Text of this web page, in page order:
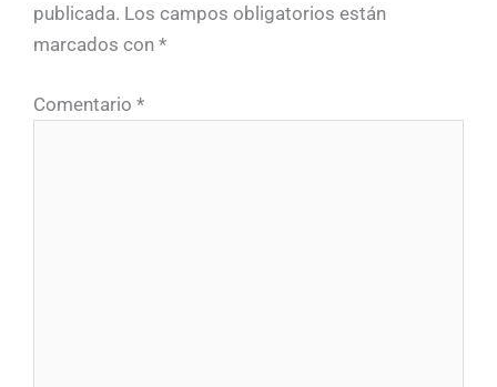
publicada. Los campos obligatorios están
marcados con *
Comentario *